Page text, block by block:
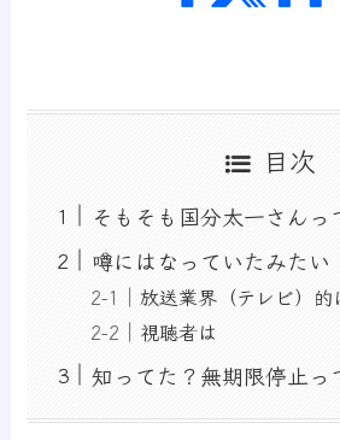
目次
そもそも国分太一さんっ
噂にはなっていたみたい
放送業界（テレビ）的
視聴者は
知ってた？無期限停止っ